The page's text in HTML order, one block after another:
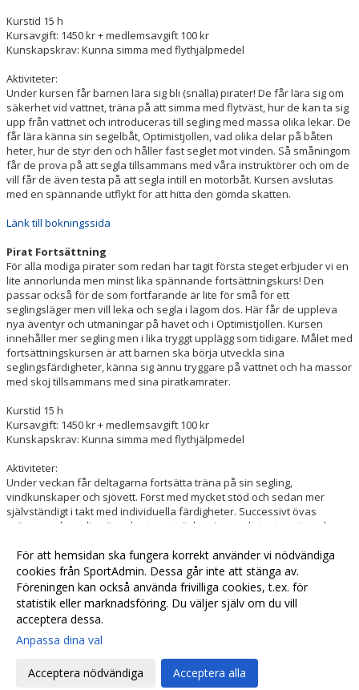
Kurstid 15 h
Kursavgift: 1450 kr + medlemsavgift 100 kr
Kunskapskrav: Kunna simma med flythjälpmedel
Aktiviteter:
Under kursen får barnen lära sig bli (snälla) pirater! De får lära sig om
säkerhet vid vattnet, träna på att simma med flytväst, hur de kan ta sig
upp från vattnet och introduceras till segling med massa olika lekar. De
får lära känna sin segelbåt, Optimistjollen, vad olika delar på båten
heter, hur de styr den och håller fast seglet mot vinden. Så småningom
får de prova på att segla tillsammans med våra instruktörer och om de
vill får de även testa på att segla intill en motorbåt. Kursen avslutas
med en spännande utflykt för att hitta den gömda skatten.
Länk till bokningssida
Pirat Fortsättning
För alla modiga pirater som redan har tagit första steget erbjuder vi en
lite annorlunda men minst lika spännande fortsättningskurs! Den
passar också för de som fortfarande är lite för små för ett
seglingsläger men vill leka och segla i lagom dos. Här får de uppleva
nya äventyr och utmaningar på havet och i Optimistjollen. Kursen
innehåller mer segling men i lika tryggt upplägg som tidigare. Målet med
fortsättningskursen är att barnen ska börja utveckla sina
seglingsfärdigheter, känna sig ännu tryggare på vattnet och ha massor
med skoj tillsammans med sina piratkamrater.
Kurstid 15 h
Kursavgift: 1450 kr + medlemsavgift 100 kr
Kunskapskrav: Kunna simma med flythjälpmedel
Aktiviteter:
Under veckan får deltagarna fortsätta träna på sin segling,
vindkunskaper och sjövett. Först med mycket stöd och sedan mer
självständigt i takt med individuella färdigheter. Successivt övas
svängar och segling över kortare sträckor, innan de testar att segla
segling blir en del av utmaningen.
Länk till bokningssida
inställningar
Webbversion
För att hemsidan ska fungera korrekt använder vi nödvändiga
cookies från SportAdmin. Dessa går inte att stänga av.
Föreningen kan också använda frivilliga cookies, t.ex. för
statistik eller marknadsföring. Du väljer själv om du vill
acceptera dessa.
Anpassa dina val
Acceptera nödvändiga Acceptera alla